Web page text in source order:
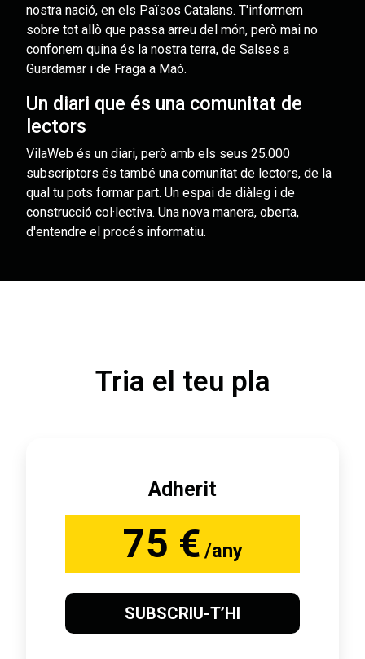
nostra nació, en els Països Catalans. T'informem
sobre tot allò que passa arreu del món, però mai no
confonem quina és la nostra terra, de Salses a
Guardamar i de Fraga a Maó.
Un diari que és una comunitat de
lectors
VilaWeb és un diari, però amb els seus 25.000
subscriptors és també una comunitat de lectors, de la
qual tu pots formar part. Un espai de diàleg i de
construcció col·lectiva. Una nova manera, oberta,
d'entendre el procés informatiu.
Tria el teu pla
Adherit
75 € /any
SUBSCRIU-T’HI